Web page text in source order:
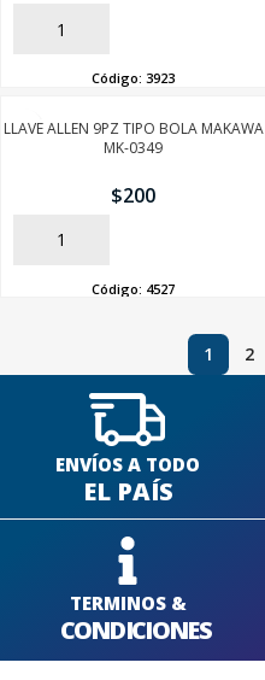
AÑADIR
Código: 3923
LLAVE ALLEN 9PZ TIPO BOLA MAKAWA
MK-0349
$200
AÑADIR
Código: 4527
1 2
ENVÍOS A TODO
EL PAÍS
TERMINOS &
CONDICIONES